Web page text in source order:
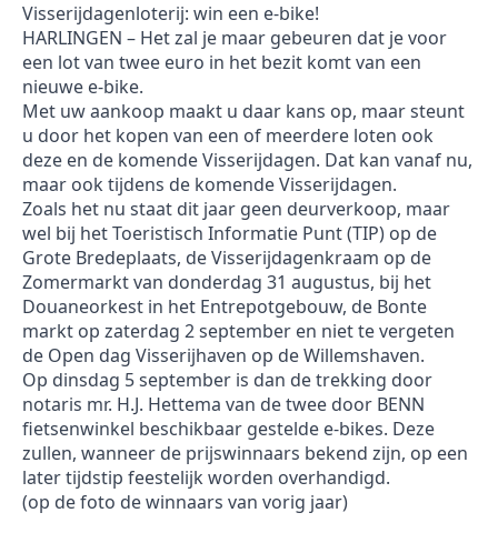
Visserijdagenloterij: win een e-bike!
HARLINGEN – Het zal je maar gebeuren dat je voor
een lot van twee euro in het bezit komt van een
nieuwe e-bike.
Met uw aankoop maakt u daar kans op, maar steunt
u door het kopen van een of meerdere loten ook
deze en de komende Visserijdagen. Dat kan vanaf nu,
maar ook tijdens de komende Visserijdagen.
Zoals het nu staat dit jaar geen deurverkoop, maar
wel bij het Toeristisch Informatie Punt (TIP) op de
Grote Bredeplaats, de Visserijdagenkraam op de
Zomermarkt van donderdag 31 augustus, bij het
Douaneorkest in het Entrepotgebouw, de Bonte
markt op zaterdag 2 september en niet te vergeten
de Open dag Visserijhaven op de Willemshaven.
Op dinsdag 5 september is dan de trekking door
notaris mr. H.J. Hettema van de twee door BENN
fietsenwinkel beschikbaar gestelde e-bikes. Deze
zullen, wanneer de prijswinnaars bekend zijn, op een
later tijdstip feestelijk worden overhandigd.
(op de foto de winnaars van vorig jaar)